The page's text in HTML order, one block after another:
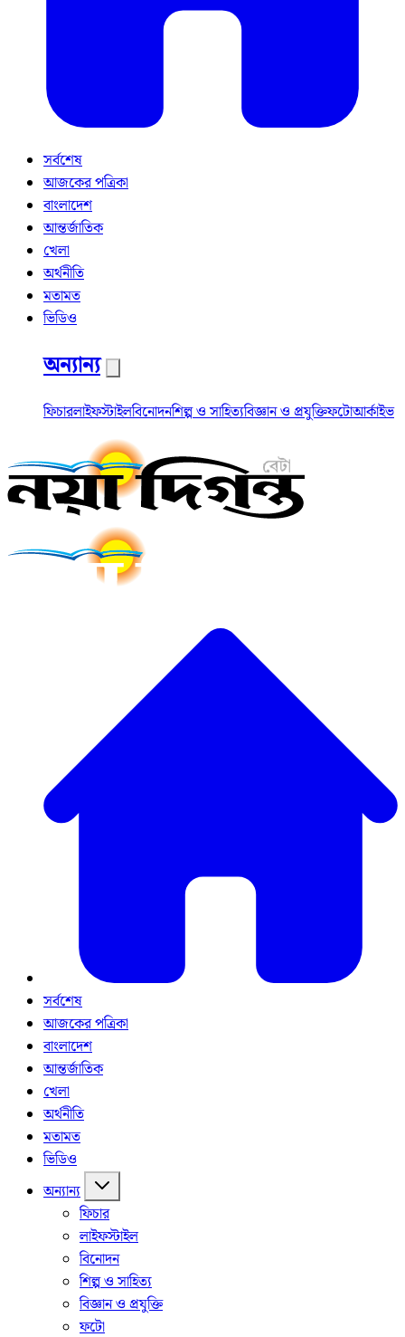
সর্বশেষ
আজকের পত্রিকা
বাংলাদেশ
আন্তর্জাতিক
খেলা
অর্থনীতি
মতামত
ভিডিও
অন্যান্য
ফিচারলাইফস্টাইলবিনোদনশিল্প ও সাহিত্যবিজ্ঞান ও প্রযুক্তিফটোআর্কাইভ
সর্বশেষ
আজকের পত্রিকা
বাংলাদেশ
আন্তর্জাতিক
খেলা
অর্থনীতি
মতামত
ভিডিও
অন্যান্য
ফিচার
লাইফস্টাইল
বিনোদন
শিল্প ও সাহিত্য
বিজ্ঞান ও প্রযুক্তি
ফটো